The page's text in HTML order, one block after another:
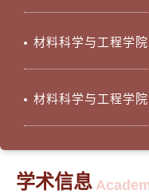
材料科学与工程学院2024年春季学期硕士生
材料科学与工程学院2024年春季学期硕
学术信息